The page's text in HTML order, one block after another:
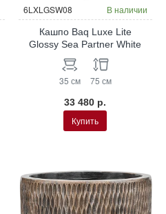
6LXLGSW08 В наличии
Кашпо Baq Luxe Lite
Glossy Sea Partner White
35 см 75 см
33 480 р.
Купить